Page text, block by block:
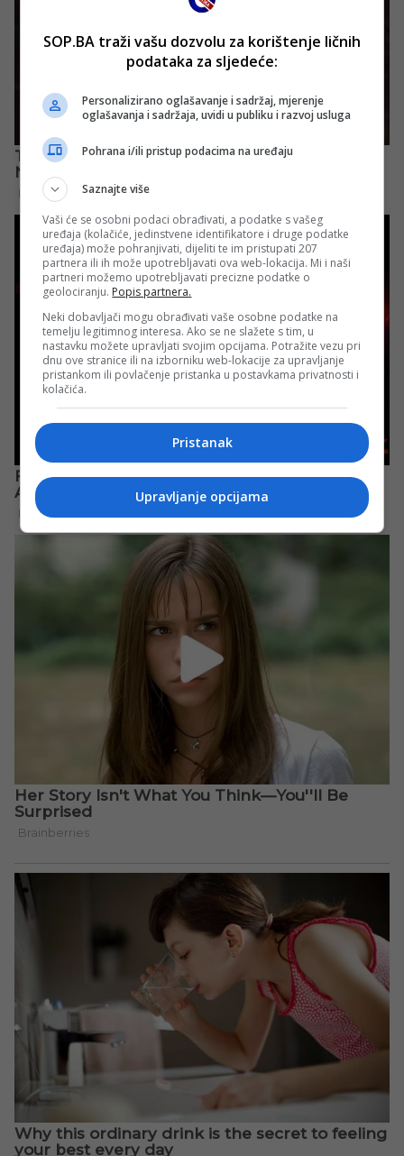
SOP.BA traži vašu dozvolu za korištenje ličnih
podataka za sljedeće:
Personalizirano oglašavanje i sadržaj, mjerenje
oglašavanja i sadržaja, uvidi u publiku i razvoj usluga
Pohrana i/ili pristup podacima na uređaju
Saznajte više
Vaši će se osobni podaci obrađivati, a podatke s vašeg
uređaja (kolačiće, jedinstvene identifikatore i druge podatke
uređaja) može pohranjivati, dijeliti te im pristupati 207
partnera ili ih može upotrebljavati ova web-lokacija. Mi i naši
partneri možemo upotrebljavati precizne podatke o
geolociranju. Popis partnera.
Neki dobavljači mogu obrađivati vaše osobne podatke na
temelju legitimnog interesa. Ako se ne slažete s tim, u
nastavku možete upravljati svojim opcijama. Potražite vezu pri
dnu ove stranice ili na izborniku web-lokacije za upravljanje
pristankom ili povlačenje pristanka u postavkama privatnosti i
kolačića.
Pristanak
Upravljanje opcijama